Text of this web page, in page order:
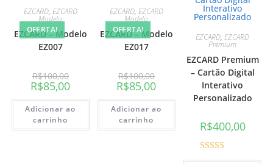
OFERTA!
EZCARD, EZCARD
Modelo
EZCARD – Modelo
EZ007
R$100,00
R$85,00
Adicionar ao
carrinho
OFERTA!
EZCARD, EZCARD
Modelo
EZCARD – Modelo
EZ017
R$100,00
R$85,00
Adicionar ao
carrinho
EZCARD,EZCARD
Premium
EZCARD Premium
– Cartão Digital
Interativo
Personalizado
R$400,00
Avaliação